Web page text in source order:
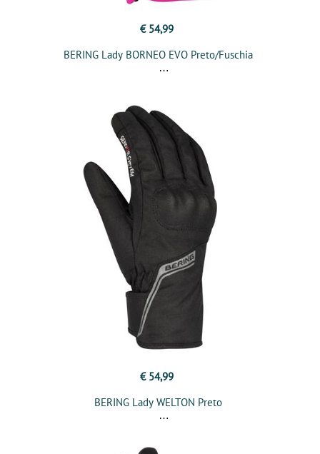
€ 54,99
BERING Lady BORNEO EVO Preto/Fuschia
€ 54,99
BERING Lady WELTON Preto